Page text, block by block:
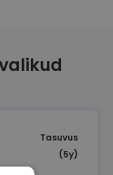
Tasuvus
(5y)